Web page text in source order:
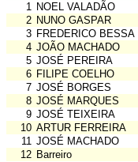
1 NOEL VALADÃO
2 NUNO GASPAR
3 FREDERICO BESSA
4 JOÃO MACHADO
5 JOSÉ PEREIRA
6 FILIPE COELHO
7 JOSÉ BORGES
8 JOSÉ MARQUES
9 JOSÉ TEIXEIRA
10 ARTUR FERREIRA
11 JOSÉ MACHADO
12 Barreiro